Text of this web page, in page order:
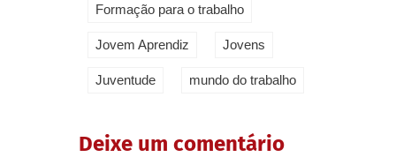
Formação para o trabalho
Jovem Aprendiz Jovens
Juventude mundo do trabalho
Deixe um comentário